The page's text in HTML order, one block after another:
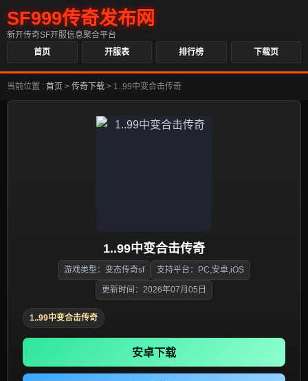
SF999传奇发布网
新开传奇SF开服信息聚合平台
首页
开服表 排行榜 下载页
当前位置 : 首页 > 传奇下载 > 1..99中变合击传奇
1..99中变合击传奇
游戏类型：变态传奇sf 支持平台：PC,安卓,iOS
更新时间：2026年07月05日
1..99中变合击传奇
安卓下载